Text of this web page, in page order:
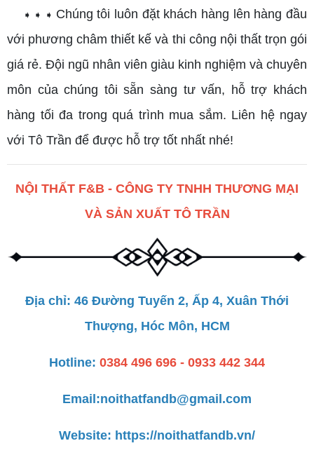
➧ ➧ ➧ Chúng tôi luôn đặt khách hàng lên hàng đầu
với phương châm thiết kế và thi công nội thất trọn gói
giá rẻ. Đội ngũ nhân viên giàu kinh nghiệm và chuyên
môn của chúng tôi sẵn sàng tư vấn, hỗ trợ khách
hàng tối đa trong quá trình mua sắm. Liên hệ ngay
với Tô Trần để được hỗ trợ tốt nhất nhé!
NỘI THẤT F&B - CÔNG TY TNHH THƯƠNG MẠI
VÀ SẢN XUẤT TÔ TRẦN
Địa chỉ: 46 Đường Tuyến 2, Ấp 4, Xuân Thới
Thượng, Hóc Môn, HCM
Hotline: 0384 496 696 - 0933 442 344
Email:noithatfandb@gmail.com
Website: https://noithatfandb.vn/